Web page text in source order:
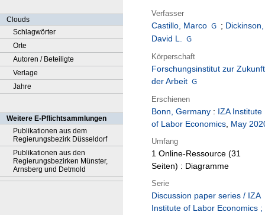
Clouds
Schlagwörter
Orte
Autoren / Beteiligte
Verlage
Jahre
Weitere E-Pflichtsammlungen
Publikationen aus dem
Regierungsbezirk Düsseldorf
Publikationen aus den
Regierungsbezirken Münster,
Arnsberg und Detmold
Verfasser
Castillo, Marco ; Dickinson,
David L.
Körperschaft
Forschungsinstitut zur Zukunft
der Arbeit
Erschienen
Bonn, Germany : IZA Institute
of Labor Economics, May
Umfang
1 Online-Ressource (31
Seiten) : Diagramme
Serie
Discussion paper series / IZA
Institute of Labor Economics ;